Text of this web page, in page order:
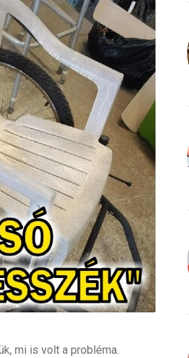
mi is volt a probléma.